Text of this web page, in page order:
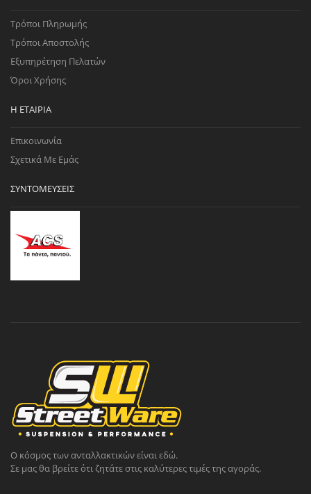
Τρόποι Πληρωμής
Τρόποι Αποστολής
Εξυπηρέτηση Πελατών
Όροι Χρήσης
Η ΕΤΑΙΡΊΑ
Επικοινωνία
Σχετικά Με Εμάς
ΣΥΝΤΟΜΕΎΣΕΙΣ
Ο κόσμος των ανταλλακτικών είναι εδώ.
Σε μας θα βρείτε ότι ζητάτε στις καλύτερες τιμές της αγοράς.